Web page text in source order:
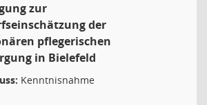
zur
der
pflegerischen
in Bielefeld
Kenntnisnahme